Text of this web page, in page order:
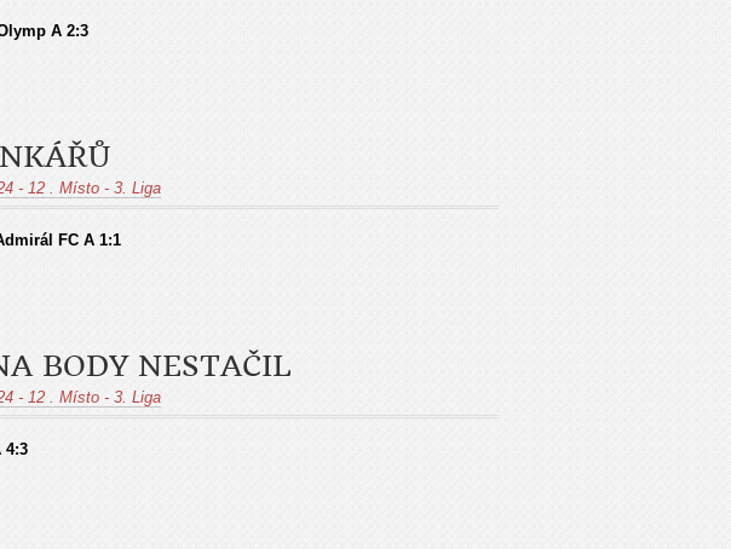
A 2:3
- 12 . Místo - 3. Liga
FC A 1:1
BODY NESTAČIL
- 12 . Místo - 3. Liga
4:3